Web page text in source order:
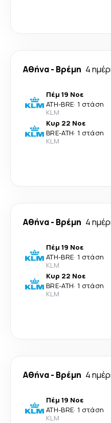
Αθήνα- Βρέμη 4
Πέμ 19 Νοε
ATH-BRE· 1 στάση
KLM
Κυρ 22 Νοε
BRE-ATH· 1 στάση
KLM
Αθήνα- Βρέμη 4
Πέμ 19 Νοε
ATH-BRE· 1 στάση
KLM
Κυρ 22 Νοε
BRE-ATH· 1 στάση
KLM
Αθήνα- Βρέμη 4
Πέμ 19 Νοε
ATH-BRE· 1 στάση
KLM